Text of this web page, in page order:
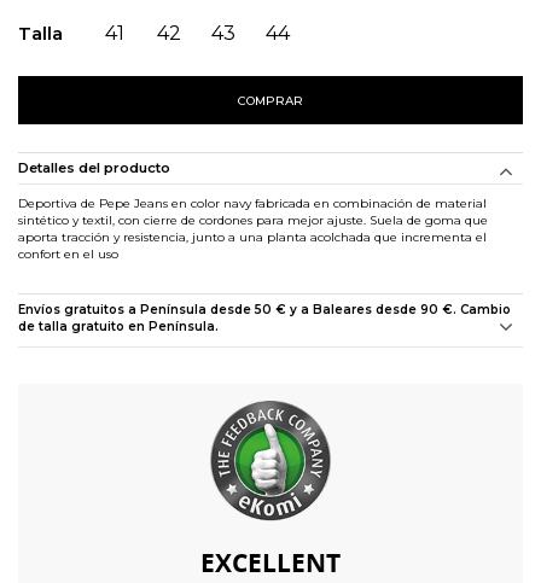
Talla 41 42 43 44
COMPRAR
Detalles del producto
Deportiva de Pepe Jeans en color navy fabricada en combinación de material
sintético y textil, con cierre de cordones para mejor ajuste. Suela de goma que
aporta tracción y resistencia, junto a una planta acolchada que incrementa el
confort en el uso
Envíos gratuitos a Península desde 50 € y a Baleares desde 90 €. Cambio
de talla gratuito en Península.
EXCELLENT